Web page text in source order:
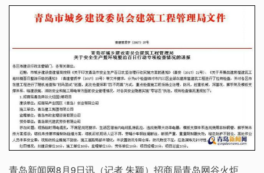
青岛新闻网8月9日讯（记者 朱颖）招商局青岛网谷火炬